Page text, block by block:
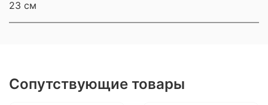
23 см
Сопутствующие товары